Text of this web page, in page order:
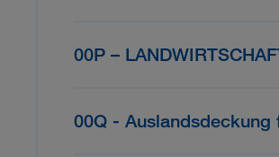
00P –
00Q - Auslandsdeckung